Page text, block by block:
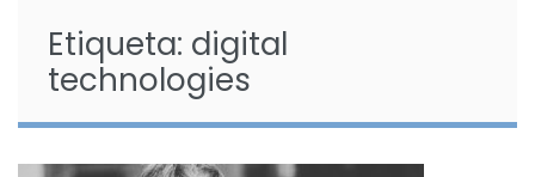
Etiqueta: digital
technologies